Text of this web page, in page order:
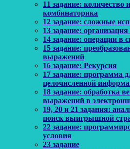
11 задание:
комбинаторика
12 задание: сложные
13 задание:
14 задание: операции в
15 задание:
выражений
16 задание: Рекурсия
17 задание: программа
целочисленной
18 задание: обработка
выражений в
19, 20 и 21 задания:
поиск выигрышной
22 задание:
условия
23 задание